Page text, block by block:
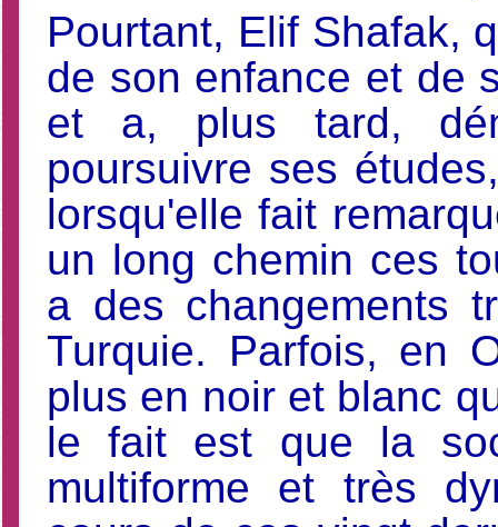
Pourtant, Elif Shafak,
de son enfance et de
et a, plus tard,
poursuivre ses
lorsqu'elle fait
un long chemin ces
a des changements
Turquie. Parfois, en
plus en noir et blanc
le fait est que la
multiforme et très